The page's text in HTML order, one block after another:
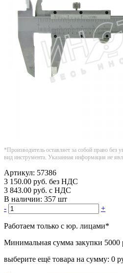
*Производитель оставляет за собой право без
вид инструмента. Указанная информация не
Артикул: 57386
3 150.00 руб. без НДС
3 843.00 руб. с НДС
В наличии: 357 шт
-
+
Работаем только с юр. лицами*
Минимальная сумма закупки 5000
выберите ещё товара на сумму: 0